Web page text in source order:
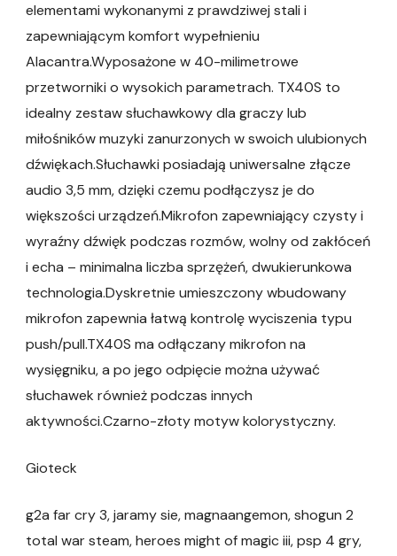
elementami wykonanymi z prawdziwej stali i
zapewniającym komfort wypełnieniu
Alacantra.Wyposażone w 40-milimetrowe
przetworniki o wysokich parametrach. TX40S to
idealny zestaw słuchawkowy dla graczy lub
miłośników muzyki zanurzonych w swoich ulubionych
dźwiękach.Słuchawki posiadają uniwersalne złącze
audio 3,5 mm, dzięki czemu podłączysz je do
większości urządzeń.Mikrofon zapewniający czysty i
wyraźny dźwięk podczas rozmów, wolny od zakłóceń
i echa – minimalna liczba sprzężeń, dwukierunkowa
technologia.Dyskretnie umieszczony wbudowany
mikrofon zapewnia łatwą kontrolę wyciszenia typu
push/pull.TX40S ma odłączany mikrofon na
wysięgniku, a po jego odpięcie można używać
słuchawek również podczas innych
aktywności.Czarno-złoty motyw kolorystyczny.
Gioteck
g2a far cry 3, jaramy sie, magnaangemon, shogun 2
total war steam, heroes might of magic iii, psp 4 gry,